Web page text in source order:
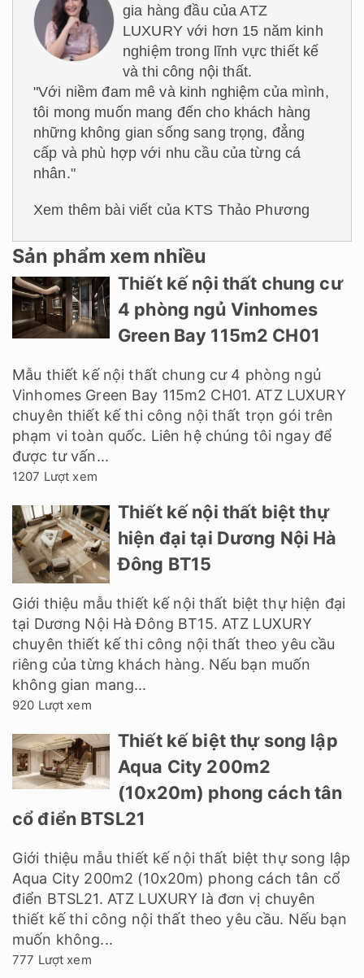
gia hàng đầu của ATZ
LUXURY với hơn 15 năm kinh
nghiệm trong lĩnh vực thiết kế
và thi công nội thất.
"Với niềm đam mê và kinh nghiệm của mình,
tôi mong muốn mang đến cho khách hàng
những không gian sống sang trọng, đẳng
cấp và phù hợp với nhu cầu của từng cá
nhân."
Xem thêm bài viết của KTS Thảo Phương
Sản phẩm xem nhiều
Thiết kế nội thất chung cư
4 phòng ngủ Vinhomes
Green Bay 115m2 CH01
Mẫu thiết kế nội thất chung cư 4 phòng ngủ
Vinhomes Green Bay 115m2 CH01. ATZ LUXURY
chuyên thiết kế thi công nội thất trọn gói trên
phạm vi toàn quốc. Liên hệ chúng tôi ngay để
được tư vấn...
1207 Lượt xem
Thiết kế nội thất biệt thự
hiện đại tại Dương Nội Hà
Đông BT15
Giới thiệu mẫu thiết kế nội thất biệt thự hiện đại
tại Dương Nội Hà Đông BT15. ATZ LUXURY
chuyên thiết kế thi công nội thất theo yêu cầu
riêng của từng khách hàng. Nếu bạn muốn
không gian mang...
920 Lượt xem
Thiết kế biệt thự song lập
Aqua City 200m2
(10x20m) phong cách tân
cổ điển BTSL21
Giới thiệu mẫu thiết kế nội thất biệt thự song lập
Aqua City 200m2 (10x20m) phong cách tân cổ
điển BTSL21. ATZ LUXURY là đơn vị chuyên
thiết kế thi công nội thất theo yêu cầu. Nếu bạn
muốn không...
777 Lượt xem